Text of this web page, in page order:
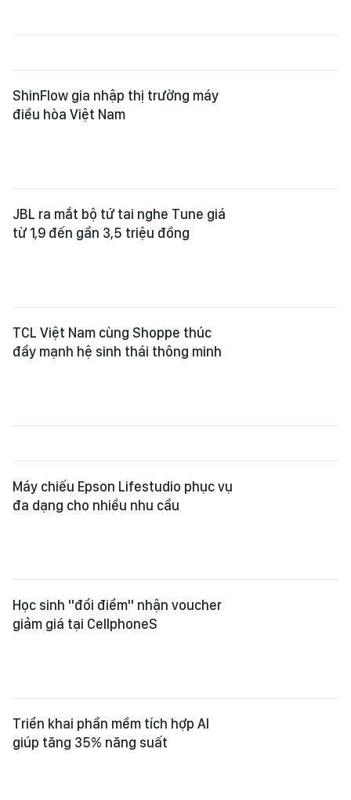
ShinFlow gia nhập thị trường máy
điều hòa Việt Nam
JBL ra mắt bộ tứ tai nghe Tune giá
từ 1,9 đến gần 3,5 triệu đồng
TCL Việt Nam cùng Shoppe thúc
đẩy mạnh hệ sinh thái thông minh
Máy chiếu Epson Lifestudio phục vụ
đa dạng cho nhiều nhu cầu
Học sinh "đổi điểm" nhận voucher
giảm giá tại CellphoneS
Triển khai phần mềm tích hợp AI
giúp tăng 35% năng suất